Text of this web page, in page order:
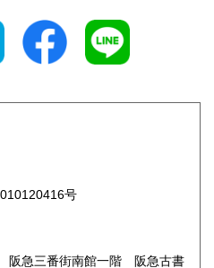
三重県
島根県号
阪急三番街南館一階 阪急古書